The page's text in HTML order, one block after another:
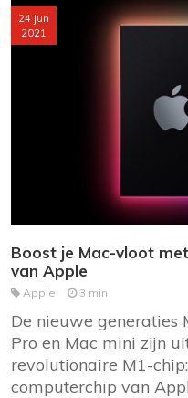
24 jun
2021
Boost je Mac-vloot
van Apple
Apple 3 min
De nieuwe generaties
Pro en Mac mini zijn
revolutionaire M1-
computerchip van